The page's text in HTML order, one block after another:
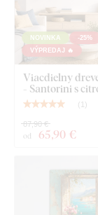
Prehľadný
NOVINKA
-25%
VÝPREDAJ 🔥
Viacdielny
- Santorini s
( 1 )
od 65,90 €
87,90 €